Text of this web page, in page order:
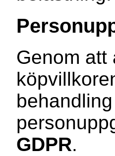
Genom att
GDPR.